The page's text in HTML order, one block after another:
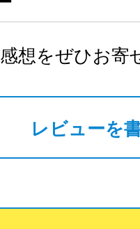
想をぜひお寄
レビューを